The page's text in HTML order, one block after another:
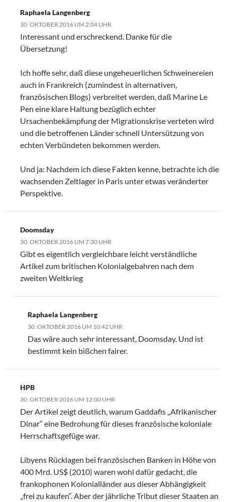
Raphaela Langenberg
30. OKTOBER 2016 UM 2:04 UHR
Interessant und erschreckend. Danke für die
Übersetzung!
Ich hoffe sehr, daß diese ungeheuerlichen Schweinereien
auch in Frankreich (zumindest in alternativen,
französischen Blogs) verbreitet werden, daß Marine Le
Pen eine klare Haltung bezüglich echter
Ursachenbekämpfung der Migrationskrise verteten wird
und die betroffenen Länder schnell Untersützung von
echten Verbündeten bekommen werden.
Und ja: Nachdem ich diese Fakten kenne, betrachte ich die
wachsenden Zeltlager in Paris unter etwas veränderter
Perspektive.
Doomsday
30. OKTOBER 2016 UM 7:30 UHR
Gibt es eigentlich vergleichbare leicht verständliche
Artikel zum britischen Kolonialgebahren nach dem
zweiten Weltkrieg
Raphaela Langenberg
30. OKTOBER 2016 UM 10:42 UHR
Das wäre auch sehr interessant, Doomsday. Und ist
bestimmt kein bißchen fairer.
HPB
30. OKTOBER 2016 UM 12:00 UHR
Der Artikel zeigt deutlich, warum Gaddafis „Afrikanischer
Dinar“ eine Bedrohung für dieses französische koloniale
Herrschaftsgefüge war.
Libyens Rücklagen bei französischen Banken in Höhe von
400 Mrd. US$ (2010) waren wohl dafür gedacht, die
frankophonen Kolonialländer aus dieser Abhängigkeit
„frei zu kaufen“. Aber der jährliche Tribut dieser Staaten an